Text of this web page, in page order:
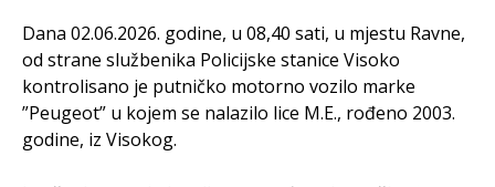
Dana 02.06.2026. godine, u 08,40 sati, u mjestu Ravne,
od strane službenika Policijske stanice Visoko
kontrolisano je putničko motorno vozilo marke
”Peugeot” u kojem se nalazilo lice M.E., rođeno 2003.
godine, iz Visokog.